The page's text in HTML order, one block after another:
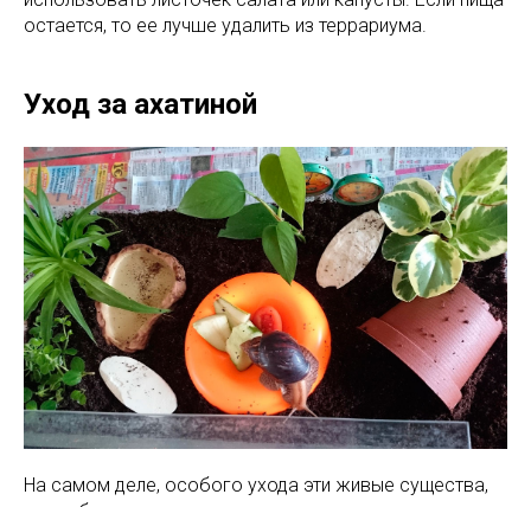
остается, то ее лучше удалить из террариума.
Уход за ахатиной
На самом деле, особого ухода эти живые существа,